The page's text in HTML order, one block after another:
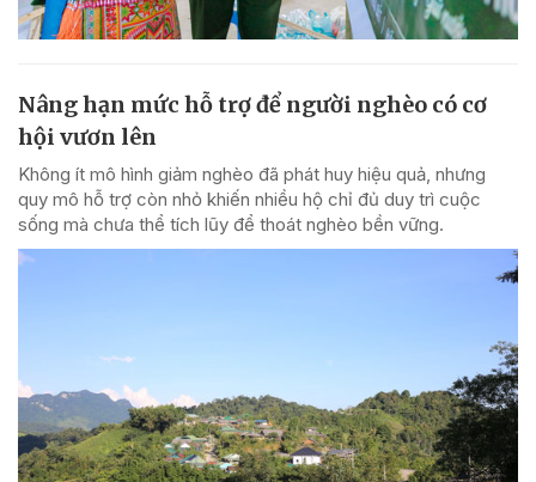
Nâng hạn mức hỗ trợ để người nghèo có cơ
hội vươn lên
Không ít mô hình giảm nghèo đã phát huy hiệu quả, nhưng
quy mô hỗ trợ còn nhỏ khiến nhiều hộ chỉ đủ duy trì cuộc
sống mà chưa thể tích lũy để thoát nghèo bền vững.